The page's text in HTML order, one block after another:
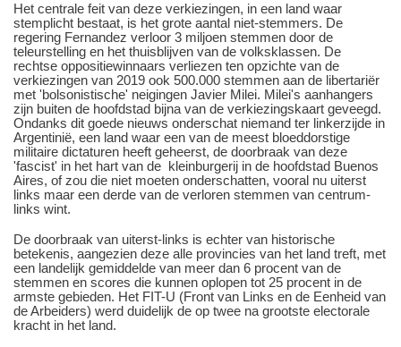
Het centrale feit van deze verkiezingen, in een land waar
stemplicht bestaat, is het grote aantal niet-stemmers. De
regering Fernandez verloor 3 miljoen stemmen door de
teleurstelling en het thuisblijven van de volksklassen. De
rechtse oppositiewinnaars verliezen ten opzichte van de
verkiezingen van 2019 ook 500.000 stemmen aan de libertariër
met 'bolsonistische' neigingen Javier Milei. Milei's aanhangers
zijn buiten de hoofdstad bijna van de verkiezingskaart geveegd.
Ondanks dit goede nieuws onderschat niemand ter linkerzijde in
Argentinië, een land waar een van de meest bloeddorstige
militaire dictaturen heeft geheerst, de doorbraak van deze
'fascist' in het hart van de kleinburgerij in de hoofdstad Buenos
Aires, of zou die niet moeten onderschatten, vooral nu uiterst
links maar een derde van de verloren stemmen van centrum-
links wint.
De doorbraak van uiterst-links is echter van historische
betekenis, aangezien deze alle provincies van het land treft, met
een landelijk gemiddelde van meer dan 6 procent van de
stemmen en scores die kunnen oplopen tot 25 procent in de
armste gebieden. Het FIT-U (Front van Links en de Eenheid van
de Arbeiders) werd duidelijk de op twee na grootste electorale
kracht in het land.